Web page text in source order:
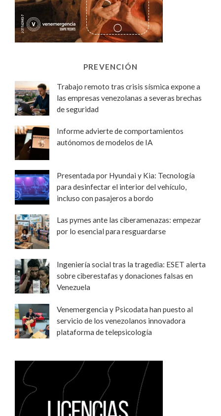
PREVENCIÓN
Trabajo remoto tras crisis sísmica expone a
las empresas venezolanas a severas brechas
de seguridad
Informe advierte de comportamientos
autónomos de modelos de IA
Presentada por Hyundai y Kia: Tecnología
para desinfectar el interior del vehículo,
incluso con pasajeros a bordo
Las pymes ante las ciberamenazas: empezar
por lo esencial para resguardarse
Ingeniería social tras la tragedia: ESET alerta
sobre ciberestafas y donaciones falsas en
Venezuela
Venemergencia y Psicodata han puesto al
servicio de los venezolanos innovadora
plataforma de telepsicología